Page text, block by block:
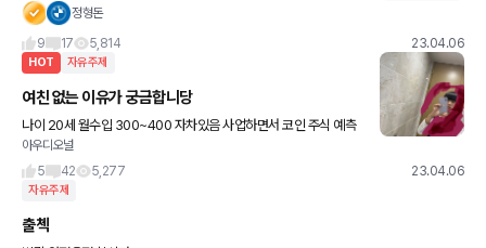
위 : 토요타 코롤라 (21,404대) 3위 : 닛산 노트 (16,167대) 4위 : 토
정형돈
9
17 5,814 23.04.06
HOT 자유주제
여친 없는 이유가 궁금합니당
나이 20세 월수입 300~400 자차있음 사업하면서 코인 주식 예측
하는 능력 와꾸 평타 이상
아우디오널
5
42 5,277 23.04.06
자유주제
출첵